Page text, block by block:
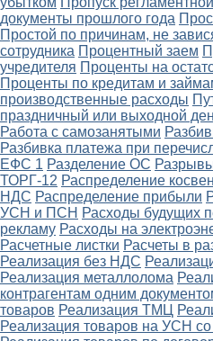
документы прошлого года
Простой по причинам, не
сотрудника Процентный заем
учредителя Проценты на
Проценты по кредитам и
производственные расходы
праздничный или выходной
Работа с самозанятыми
Разбивка платежа при
ЕФС 1 Разделение ОС
ТОРГ-12 Распределение
НДС Распределение прибыли
УСН и ПСН Расходы будущих
рекламу Расходы на
Расчетные листки Расчеты в
Реализация без НДС
Реализация металлолома
контрагентам одним
товаров Реализация ТМЦ
Реализация товаров на УСН